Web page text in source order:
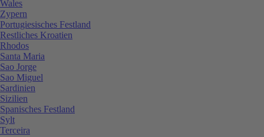
Wales
Zypern
Portugiesisches Festland
Restliches Kroatien
Rhodos
Santa Maria
Sao Jorge
Sao Miguel
Sardinien
Sizilien
Spanisches Festland
Sylt
Terceira